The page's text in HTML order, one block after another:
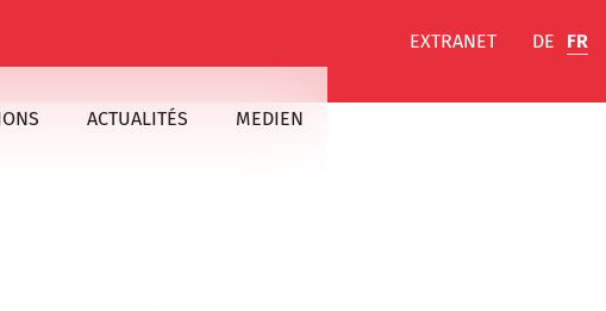
EXTRANET DE FR
ACTUALITÉS MEDIEN